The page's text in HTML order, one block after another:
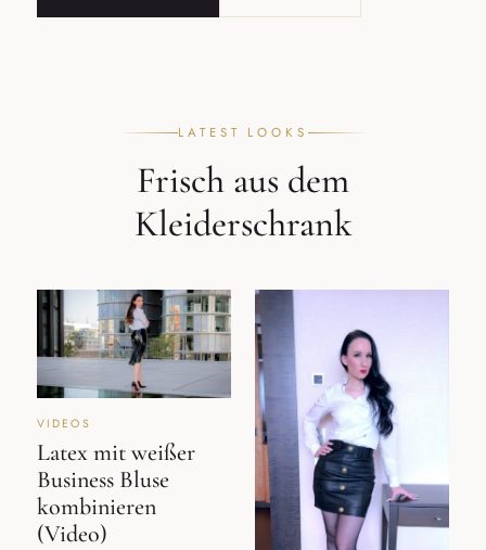
LATEST LOOKS
Frisch aus dem
Kleiderschrank
VIDEOS
Latex mit weißer
Business Bluse
kombinieren
(Video)